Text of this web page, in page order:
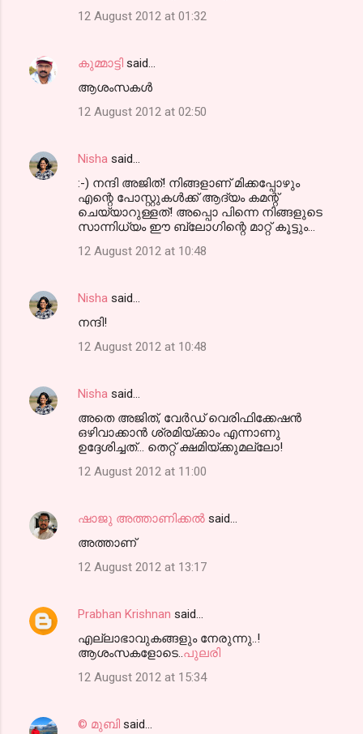
12 August 2012 at 01:32
കുമ്മാട്ടി said…
ആശംസകള്‍
12 August 2012 at 02:50
Nisha said…
:-) നന്ദി അജിത്‌! നിങ്ങളാണ് മിക്കപ്പോഴും
എന്റെ പോസ്റ്റുകള്‍ക്ക്‌ ആദ്യം കമന്റ്‌
ചെയ്യാറുള്ളത്! അപ്പൊ പിന്നെ നിങ്ങളുടെ
സാന്നിധ്യം ഈ ബ്ലോഗിന്റെ മാറ്റ് കൂട്ടും...
12 August 2012 at 10:48
Nisha said…
നന്ദി!
12 August 2012 at 10:48
Nisha said…
അതെ അജിത്‌, വേര്‍ഡ്‌ വെരിഫിക്കേഷന്‍
ഒഴിവാക്കാന്‍ ശ്രമിയ്ക്കാം എന്നാണു
ഉദ്ദേശിച്ചത്... തെറ്റ് ക്ഷമിയ്ക്കുമല്ലോ!
12 August 2012 at 11:00
ഷാജു അത്താണിക്കല്‍ said…
അത്താണ്
12 August 2012 at 13:17
Prabhan Krishnan said…
എല്ലാഭാവുകങ്ങളും നേരുന്നു..!
ആശംസകളോടെ.. പുലരി
12 August 2012 at 15:34
© മുബി said…